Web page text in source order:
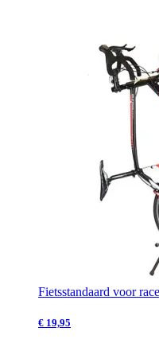
Fietsstandaard voor
€ 19,95